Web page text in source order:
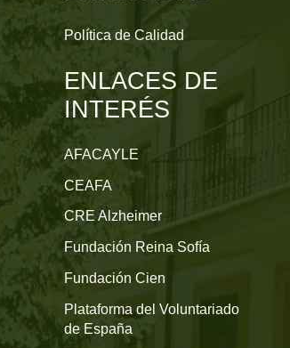
Política de Calidad
ENLACES DE
INTERÉS
AFACAYLE
CEAFA
CRE Alzheimer
Fundación Reina Sofía
Fundación Cien
Plataforma del Voluntariado
de España